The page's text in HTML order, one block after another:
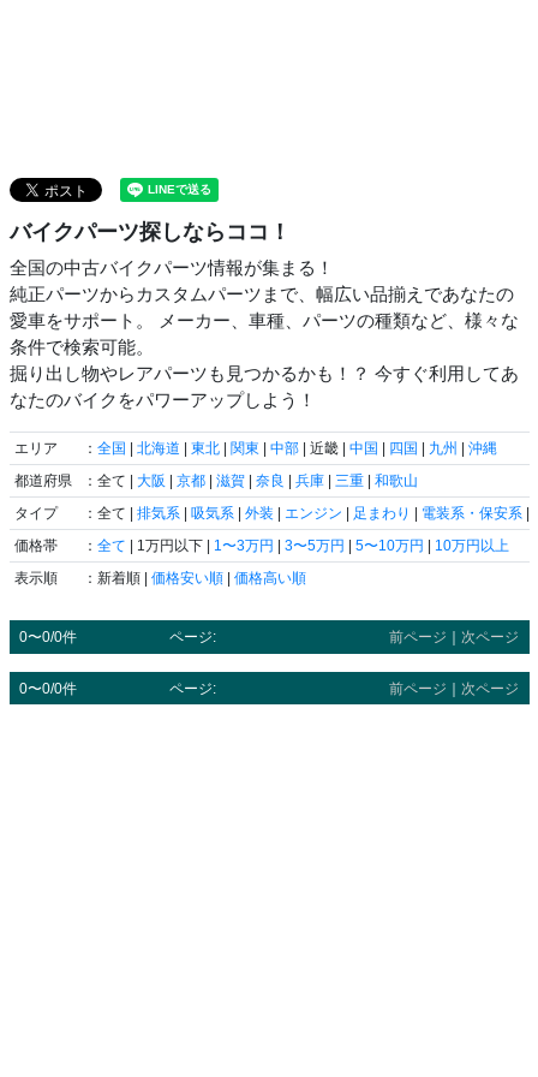
バイクパーツ探しならココ！
全国の中古バイクパーツ情報が集まる！
純正パーツからカスタムパーツまで、幅広い品揃えであなたの
愛車をサポート。 メーカー、車種、パーツの種類など、様々な
条件で検索可能。
掘り出し物やレアパーツも見つかるかも！？ 今すぐ利用してあ
なたのバイクをパワーアップしよう！
エリア ： 全国 | 北海道 | 東北 | 関東 | 中部 | 近畿 | 中国 | 四国 | 九州 | 沖縄
都道府県
：全て | 大阪 | 京都 | 滋賀 | 奈良 | 兵庫 | 三重 | 和歌山
タイプ
：全て | 排気系 | 吸気系 | 外装 | エンジン | 足まわり | 電装系・保安系 |
価格帯
： 全て | 1万円以下 | 1〜3万円 | 3〜5万円 | 5〜10万円 | 10万円以上
表示順
：新着順 | 価格安い順 | 価格高い順
0〜0/0件 ページ: 前ページ 次ページ
0〜0/0件 ページ: 前ページ ｜ 次ページ